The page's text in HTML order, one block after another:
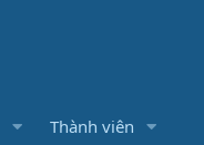
Thành viên